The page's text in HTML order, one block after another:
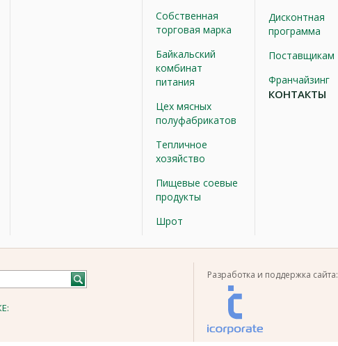
Собственная
торговая марка
Байкальский
комбинат
питания
Цех мясных
полуфабрикатов
Тепличное
хозяйство
Пищевые соевые
продукты
Шрот
Дисконтная
программа
Поставщикам
Франчайзинг
КОНТАКТЫ
Разработка и поддержка сайта: